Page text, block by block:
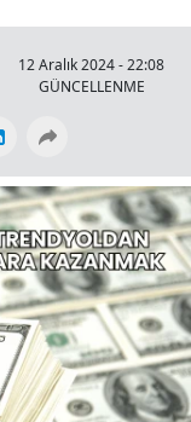
12 Aralık 2024 - 22:08
GÜNCELLENME